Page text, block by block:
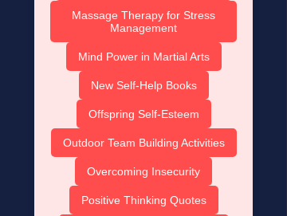
Massage Therapy for Stress
Management
Mind Power in Martial Arts
New Self-Help Books
Offspring Self-Esteem
Outdoor Team Building Activities
Overcoming Insecurity
Positive Thinking Quotes